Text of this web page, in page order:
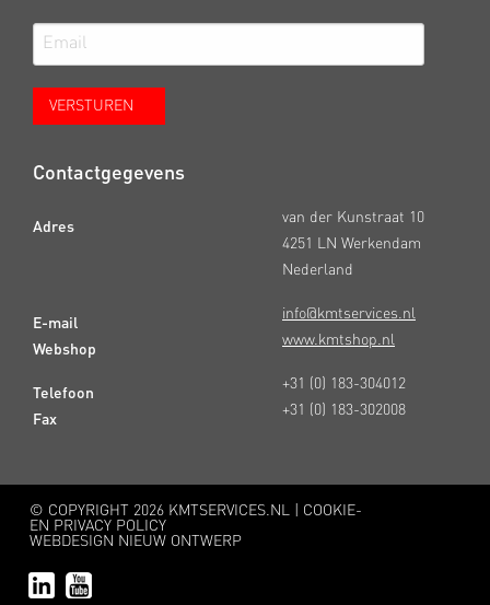
Contactgegevens
Adres
E-mail
Webshop
Telefoon
Fax
van der Kunstraat 10
4251 LN Werkendam
Nederland
info@kmtservices.nl
www.kmtshop.nl
+31 (0) 183-304012
+31 (0) 183-302008
© COPYRIGHT 2026 KMTSERVICES.NL | COOKIE-
EN PRIVACY POLICY
WEBDESIGN NIEUW ONTWERP